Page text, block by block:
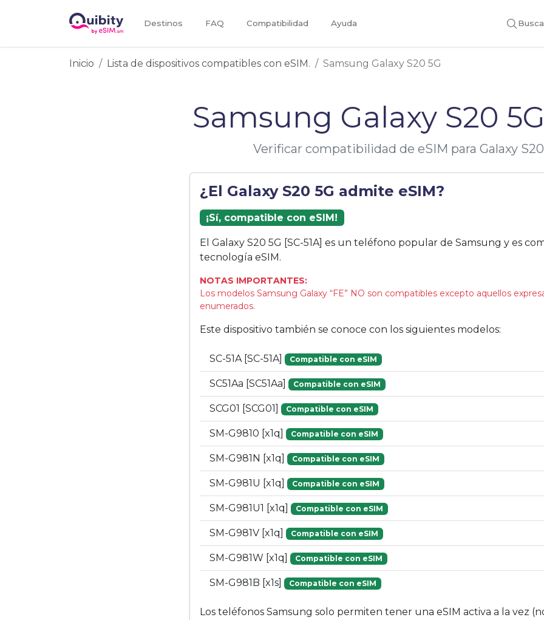
Destinos FAQ Compatibilidad Ayuda
Inicio Lista de dispositivos compatibles con eSIM. Samsung Galaxy S20 5G
Samsung Galaxy S20
Verificar compatibilidad de eSIM para Galaxy S20
¿El Galaxy S20 5G admite eSIM?
¡Sí, compatible con eSIM!
El Galaxy S20 5G [SC-51A] es un teléfono popular de Samsung y es
tecnología eSIM.
NOTAS IMPORTANTES:
Los modelos Samsung Galaxy “FE” NO son compatibles excepto aquellos
enumerados.
Este dispositivo también se conoce con los siguientes modelos:
SC-51A [SC-51A] Compatible con eSIM
SC51Aa [SC51Aa] Compatible con eSIM
SCG01 [SCG01] Compatible con eSIM
SM-G9810 [x1q] Compatible con eSIM
SM-G981N [x1q] Compatible con eSIM
SM-G981U [x1q] Compatible con eSIM
SM-G981U1 [x1q] Compatible con eSIM
SM-G981V [x1q] Compatible con eSIM
SM-G981W [x1q] Compatible con eSIM
SM-G981B [x1s] Compatible con eSIM
Los teléfonos Samsung solo permiten tener una eSIM activa a la vez